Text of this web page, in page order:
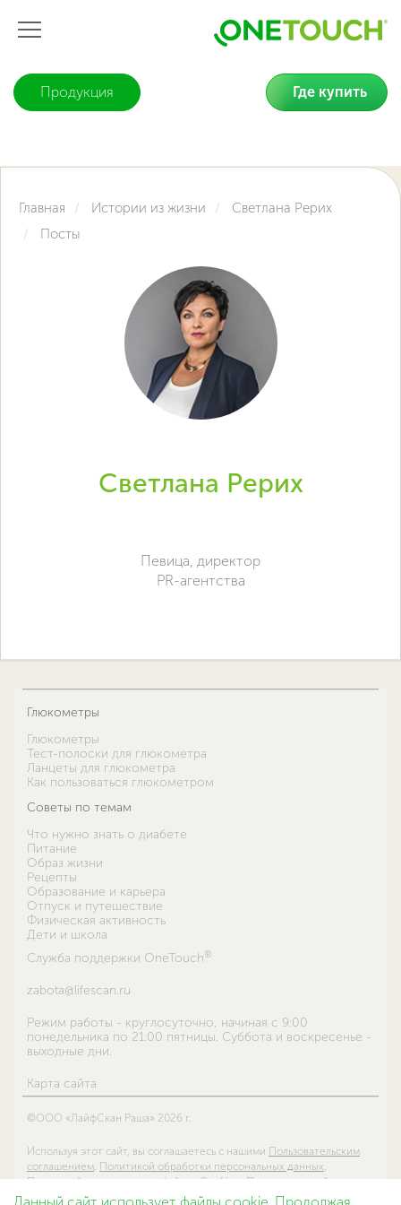
Продукция Где купить
Главная Истории из жизни
Светлана Рерих
Посты
Светлана Рерих
Певица, директор
PR-агентства
Глюкометры
Глюкометры
Тест-полоски для глюкометра
Ланцеты для глюкометра
Как пользоваться глюкометром
Советы по темам
Что нужно знать о диабете
Питание
Образ жизни
Рецепты
Образование и карьера
Отпуск и путешествие
Физическая активность
Дети и школа
Служба поддержки OneTouch®
zabota@lifescan.ru
Режим работы - круглосуточно, начиная с 9:00
понедельника по 21:00 пятницы. Суббота и воскресенье -
выходные дни.
Карта сайта
©ООО «ЛайфСкан Раша» 2026 г.
Используя этот сайт, вы соглашаетесь с нашими Пользовательским
соглашением, Политикой обработки персональных данных,
Политикой использования файлов Cookie
Правилами сообществ в
социальных сетях ООО «ЛайфСкан Раша».